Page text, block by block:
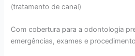
(tratamento de canal)
Com cobertura para a odontologia
emergências, exames e